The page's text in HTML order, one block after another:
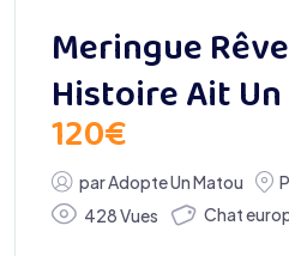
Meringue
Histoire Ait
120€
parAdopte Un Matou
428 Vues
Chat